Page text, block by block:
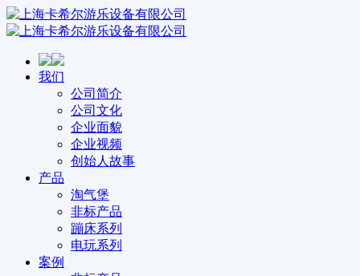
我们
公司简介
公司文化
企业面貌
企业视频
创始人故事
产品
淘气堡
非标产品
蹦床系列
电玩系列
案例